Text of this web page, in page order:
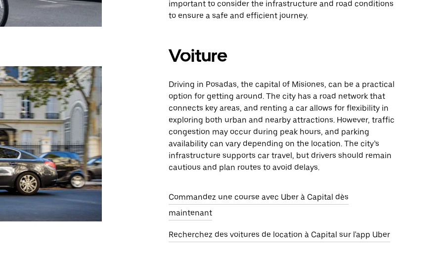
important to consider the infrastructure and road conditions
to ensure a safe and efficient journey.
Voiture
Driving in Posadas, the capital of Misiones, can be a practical
option for getting around. The city has a road network that
connects key areas, and renting a car allows for flexibility in
exploring both urban and nearby attractions. However, traffic
congestion may occur during peak hours, and parking
availability can vary depending on the location. The city’s
infrastructure supports car travel, but drivers should remain
cautious and plan routes to avoid delays.
Commandez une course avec Uber à Capital dès
maintenant
Recherchez des voitures de location à Capital sur l'app Uber